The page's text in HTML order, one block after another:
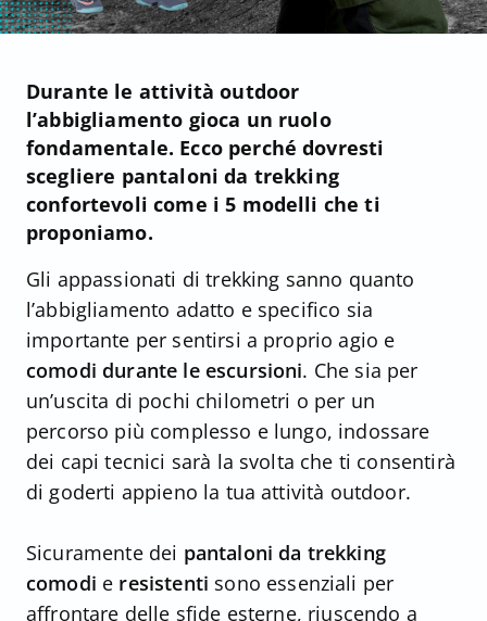
Durante le attività outdoor
l’abbigliamento gioca un ruolo
fondamentale. Ecco perché dovresti
scegliere pantaloni da trekking
confortevoli come i 5 modelli che ti
proponiamo.
Gli appassionati di trekking sanno quanto
l’abbigliamento adatto e specifico sia
importante per sentirsi a proprio agio e
comodi durante le escursioni. Che sia per
un’uscita di pochi chilometri o per un
percorso più complesso e lungo, indossare
dei capi tecnici sarà la svolta che ti consentirà
di goderti appieno la tua attività outdoor.
Sicuramente dei pantaloni da trekking
comodi e resistenti sono essenziali per
affrontare delle sfide esterne, riuscendo a